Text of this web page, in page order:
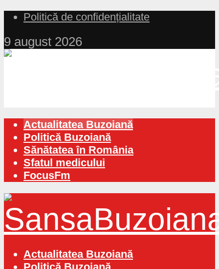
Politică de confidențialitate
9 august 2026
Actualitatea Buzoiană
Politică Buzoiană
Sănătatea în România
Sfatul medicului
FocusFm
Actualitatea Buzoiană